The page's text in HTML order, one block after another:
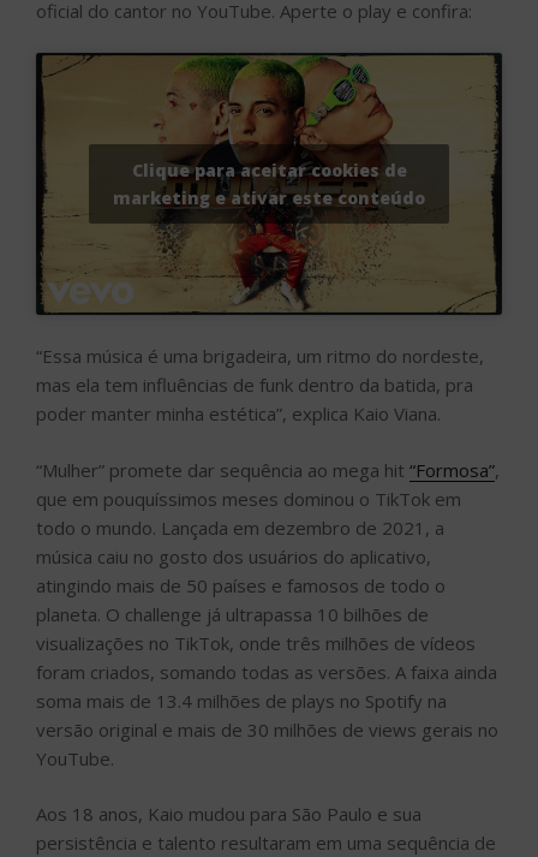
oficial do cantor no YouTube. Aperte o play e confira:
Clique para aceitar cookies de
marketing e ativar este conteúdo
“Essa música é uma brigadeira, um ritmo do nordeste,
mas ela tem influências de funk dentro da batida, pra
poder manter minha estética”, explica Kaio Viana.
“Mulher” promete dar sequência ao mega hit “Formosa”,
que em pouquíssimos meses dominou o TikTok em
todo o mundo. Lançada em dezembro de 2021, a
música caiu no gosto dos usuários do aplicativo,
atingindo mais de 50 países e famosos de todo o
planeta. O challenge já ultrapassa 10 bilhões de
visualizações no TikTok, onde três milhões de vídeos
foram criados, somando todas as versões. A faixa ainda
soma mais de 13.4 milhões de plays no Spotify na
versão original e mais de 30 milhões de views gerais no
YouTube.
Aos 18 anos, Kaio mudou para São Paulo e sua
persistência e talento resultaram em uma sequência de